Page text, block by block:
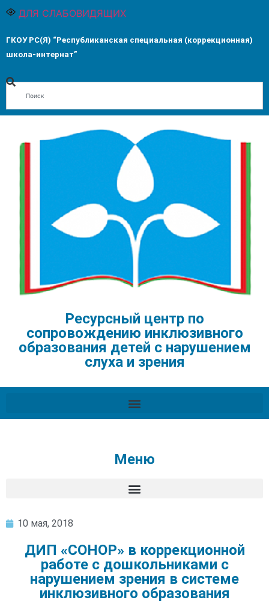
ДЛЯ СЛАБОВИДЯЩИХ
ГКОУ РС(Я) “Республиканская специальная (коррекционная)
школа-интернат”
Ресурсный центр по
сопровождению инклюзивного
образования детей с нарушением
слуха и зрения
Меню
10 мая, 2018
ДИП «СОНОР» в коррекционной
работе с дошкольниками с
нарушением зрения в системе
инклюзивного образования